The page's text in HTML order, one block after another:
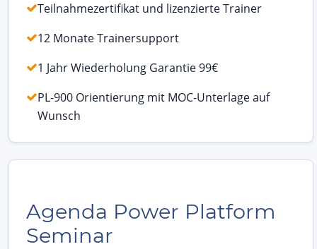
Teilnahmezertifikat und lizenzierte Trainer
12 Monate Trainersupport
1 Jahr Wiederholung Garantie 99€
PL-900 Orientierung mit MOC-Unterlage auf
Wunsch
Agenda Power Platform
Seminar